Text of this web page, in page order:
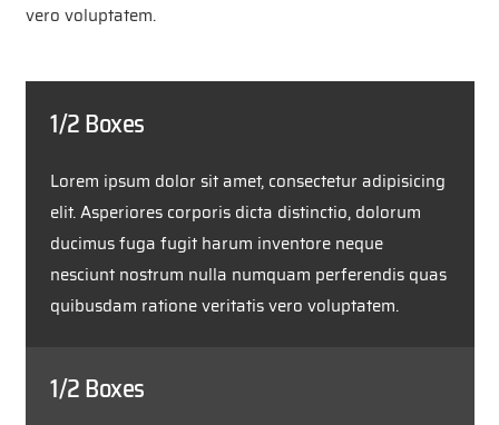
vero voluptatem.
1/2 Boxes
Lorem ipsum dolor sit amet, consectetur adipisicing
elit. Asperiores corporis dicta distinctio, dolorum
ducimus fuga fugit harum inventore neque
nesciunt nostrum nulla numquam perferendis quas
quibusdam ratione veritatis vero voluptatem.
1/2 Boxes